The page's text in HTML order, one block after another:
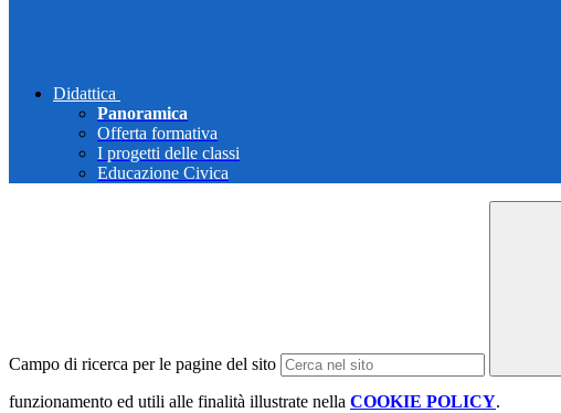
Didattica
Panoramica
Offerta formativa
I progetti delle classi
Educazione Civica
Campo di ricerca per le pagine del sito
funzionamento ed utili alle finalità illustrate nella COOKIE POLICY.